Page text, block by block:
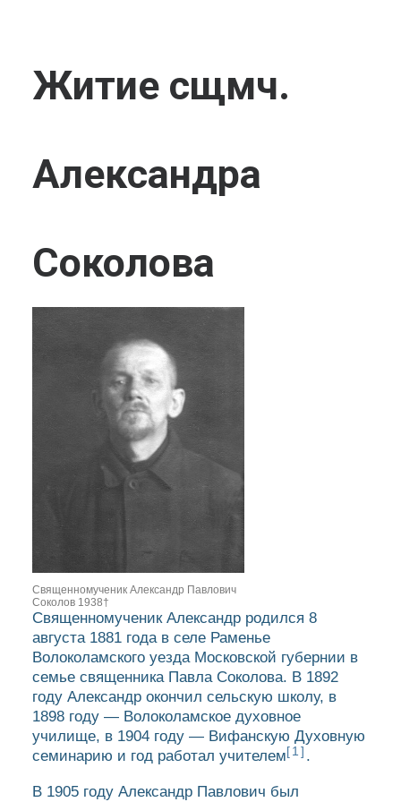
Житие сщмч.
Александра
Соколова
Священномученик Александр Павлович
Соколов 1938†
Священномученик Александр родился 8
августа 1881 года в селе Раменье
Волоколамского уезда Московской губернии в
семье священника Павла Соколова. В 1892
году Александр окончил сельскую школу, в
1898 году — Волоколамское духовное
училище, в 1904 году — Вифанскую Духовную
семинарию и год работал учителем[1] .
В 1905 году Александр Павлович был